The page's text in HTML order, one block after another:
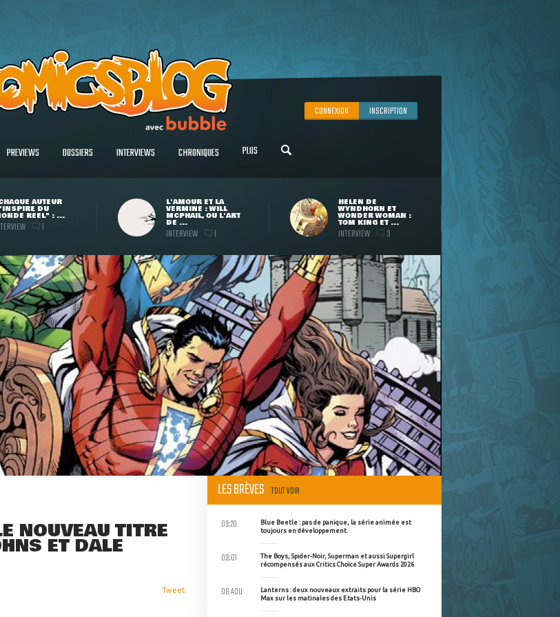
CONNEXION INSCRIPTION
PREVIEWS DOSSIERS INTERVIEWS CHRONIQUES PLUS
AUTEUR
DU
RÉEL" : ...
1
L'AMOUR ET LA
VERMINE : WILL
MCPHAIL, OU L'ART
DE ...
INTERVIEW 1
HELEN DE
WYNDHORN ET
WONDER WOMAN :
TOM KING ET ...
INTERVIEW 3
NOUVEAU TITRE
ET DALE
Tweet
LES BRÈVES TOUT VOIR
Blue Beetle : pas de panique, la série animée est
toujours en développement.
09:20
The Boys, Spider-Noir, Superman et aussi Supergirl
récompensés aux Critics Choice Super Awards 2026
09:01
Lanterns : deux nouveaux extraits pour la série HBO
Max sur les matinales des Etats-Unis
08 AOU